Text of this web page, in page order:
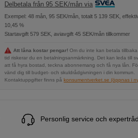
Delbetala från 95 SEK/mån via
Exempel: 48 mån, 95 SEK/mån, totalt 5 139 SEK,
10,45 %
Startavgift 579 SEK, aviavgift 45 SEK/mån tillkommer
Att låna kostar pengar! Om du inte kan betala
tid riskerar du en betalningsanmärkning. Det kan leda till
att få hyra bostad, teckna abonnemang och få nya lån.
vänd dig till budget- och skuldrådgivningen i din kommun.
Kontaktuppgifter finns på konsumentverket.se (öppnas i
Personlig service och